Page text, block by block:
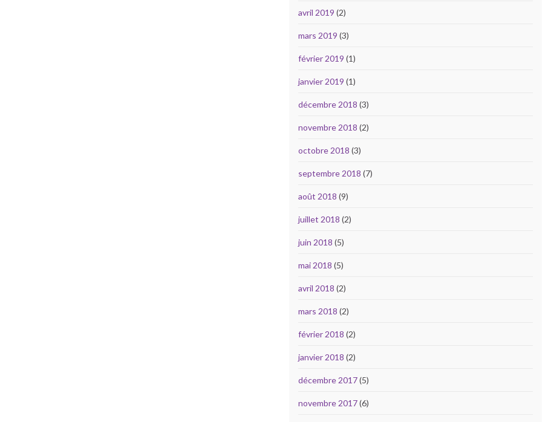
avril 2019 (2)
mars 2019 (3)
février 2019 (1)
janvier 2019 (1)
décembre 2018 (3)
novembre 2018 (2)
octobre 2018 (3)
septembre 2018 (7)
août 2018 (9)
juillet 2018 (2)
juin 2018 (5)
mai 2018 (5)
avril 2018 (2)
mars 2018 (2)
février 2018 (2)
janvier 2018 (2)
décembre 2017(5)
novembre 2017(6)